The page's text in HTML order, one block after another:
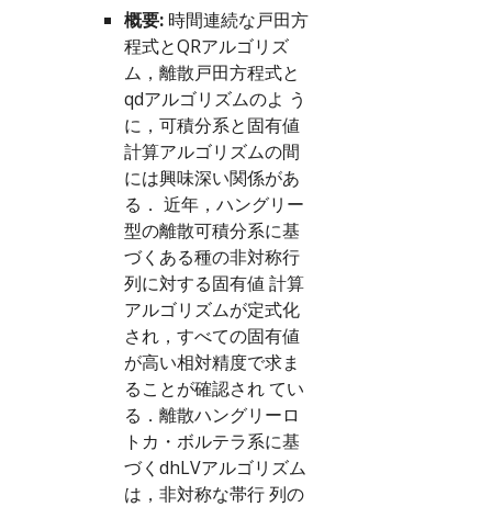
概要: 時間連続な戸田方
程式とQRアルゴリズ
ム，離散戸田方程式と
qdアルゴリズムのよ う
に，可積分系と固有値
計算アルゴリズムの間
には興味深い関係があ
る． 近年，ハングリー
型の離散可積分系に基
づくある種の非対称行
列に対する固有値 計算
アルゴリズムが定式化
され，すべての固有値
が高い相対精度で求ま
ることが確認され てい
る．離散ハングリーロ
トカ・ボルテラ系に基
づくdhLVアルゴリズム
は，非対称な帯行 列の